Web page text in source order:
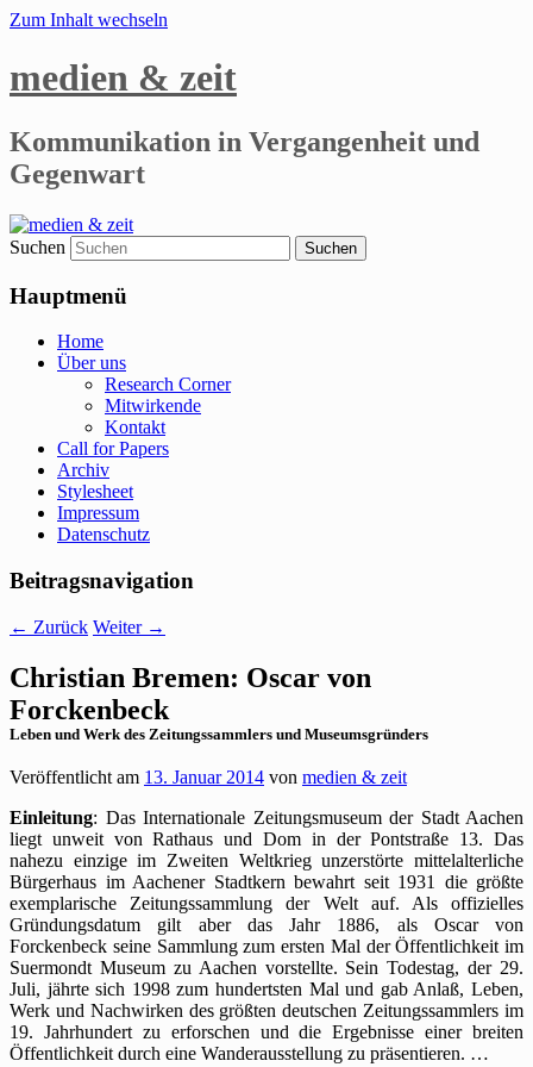
Zum Inhalt wechseln
medien & zeit
Kommunikation in Vergangenheit und
Gegenwart
Suchen
Hauptmenü
Home
Über uns
Research Corner
Mitwirkende
Kontakt
Call for Papers
Archiv
Stylesheet
Impressum
Datenschutz
Beitragsnavigation
← Zurück Weiter →
Christian Bremen: Oscar von
Forckenbeck
Leben und Werk des Zeitungssammlers und Museumsgründers
Veröffentlicht am 13. Januar 2014 von medien & zeit
Einleitung: Das Internationale Zeitungsmuseum der Stadt Aachen
liegt unweit von Rathaus und Dom in der Pontstraße 13. Das
nahezu einzige im Zweiten Weltkrieg unzerstörte mittelalterliche
Bürgerhaus im Aachener Stadtkern bewahrt seit 1931 die größte
exemplarische Zeitungssammlung der Welt auf. Als offizielles
Gründungsdatum gilt aber das Jahr 1886, als Oscar von
Forckenbeck seine Sammlung zum ersten Mal der Öffentlichkeit im
Suermondt Museum zu Aachen vorstellte. Sein Todestag, der 29.
Juli, jährte sich 1998 zum hundertsten Mal und gab Anlaß, Leben,
Werk und Nachwirken des größten deutschen Zeitungssammlers im
19. Jahrhundert zu erforschen und die Ergebnisse einer breiten
Öffentlichkeit durch eine Wanderausstellung zu präsentieren. …